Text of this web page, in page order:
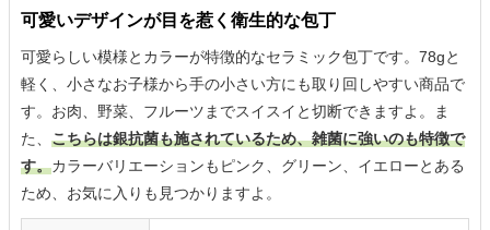
可愛いデザインが目を惹く衛生的な包丁
可愛らしい模様とカラーが特徴的なセラミック包丁です。78gと
軽く、小さなお子様から手の小さい方にも取り回しやすい商品で
す。お肉、野菜、フルーツまでスイスイと切断できますよ。ま
た、 こちらは銀抗菌も施されているため、雑菌に強いのも特徴で
す。カラーバリエーションもピンク、グリーン、イエローとある
ため、お気に入りも見つかりますよ。